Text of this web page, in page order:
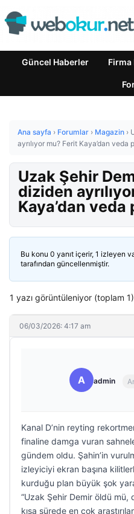
Güncel Haberler Firma
Ana sayfa › Forumlar › Magazin ›
ayrılıyor mu? Ferit Kaya’dan veda
Uzak Şehir
diziden
Kaya’dan veda
Bu konu 0 yanıt içerir, 1 izleyen
tarafından güncellenmiştir.
1 yazı görüntüleniyor (toplam 1)
06/03/2026: 4:17 am
A admin
Kanal D’nin reyting
finaline damga vuran
gündem oldu. Şahin’in
izleyiciyi ekran başına
kurduğu plan büyük şok
“Uzak Şehir Demir öldü mü,
kısa sürede en çok